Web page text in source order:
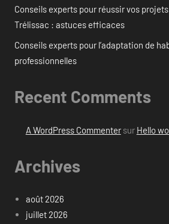
Conseils experts pour réussir vos
Trélissac : astuces efficaces
Conseils experts pour l’adaptation de
professionnelles
Recent Comments
A WordPress Commentersur Hello
Archives
août 2026
juillet 2026